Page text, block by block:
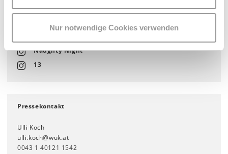
Nur notwendige Cookies verwenden
Kiki House of Dive
Naughty Night
13
Pressekontakt
Ulli Koch
ulli.koch@wuk.at
0043 1 40121 1542